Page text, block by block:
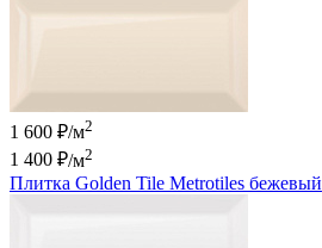
1 600 ₽/м2
1 400 ₽/м2
Плитка Golden Tile Metrotiles бежевый